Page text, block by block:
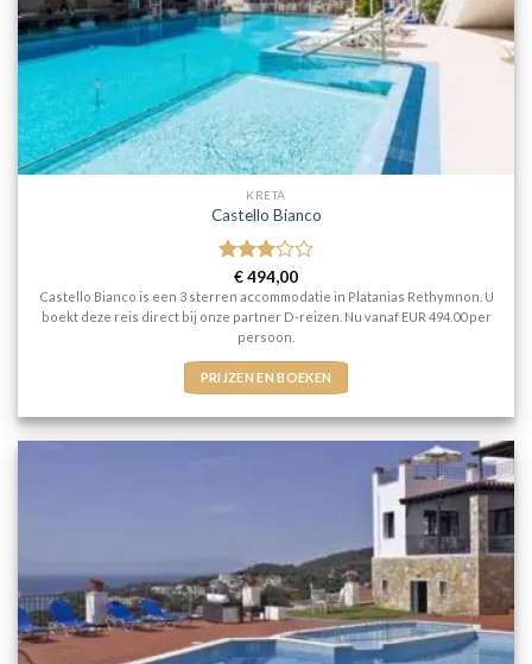
KRETA
Castello Bianco
Gewaardeerd
3uit 5
€494,00
Castello Bianco is een 3 sterren accommodatie in Platanias Rethymnon. U
boekt deze reis direct bij onze partner D-reizen. Nu vanaf EUR 494.00 per
persoon.
PRIJZEN EN BOEKEN